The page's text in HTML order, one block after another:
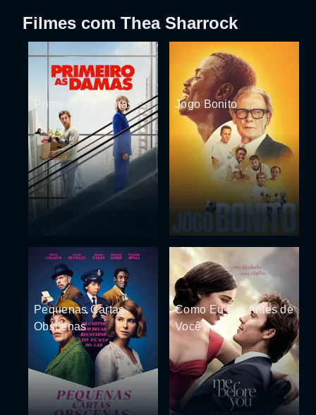
Filmes com Thea Sharrock
Primeiro as Damas Jogo Bonito
Pequenas Cartas
Obscenas
Como Eu Era Antes de
Você